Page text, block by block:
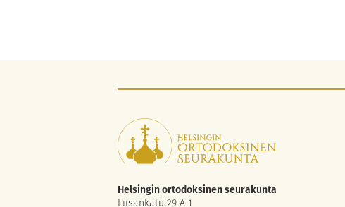
Helsingin ortodoksinen seurakunta
Liisankatu 29 A 1